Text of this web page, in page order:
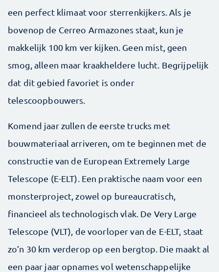
een perfect klimaat voor sterrenkijkers. Als je
bovenop de Cerreo Armazones staat, kun je
makkelijk 100 km ver kijken. Geen mist, geen
smog, alleen maar kraakheldere lucht. Begrijpelijk
dat ­dit gebied favoriet is onder
telescoopbouwers.
Komend jaar zullen de eerste trucks met
bouwmateriaal arriveren, om te beginnen met de
constructie van de European Extremely Large
Telescope (E-ELT). Een praktische naam voor een
monsterproject, zowel op bureaucratisch,
financieel als technologisch vlak. De Very Large
Telescope (VLT), de voorloper van de E-ELT, staat
zo’n 30 km verderop op een bergtop. Die maakt al
een paar jaar opnames vol wetenschappelijke